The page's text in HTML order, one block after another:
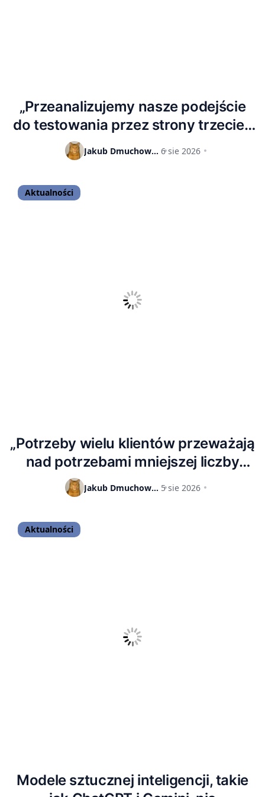
„Przeanalizujemy nasze podejście
do testowania przez strony trzecie”.
OpenAI reaguje na kolejne dwa
incydenty z udziałem autorskich
Jakub Dmuchowski 6 sie 2026
Aktualności
„Potrzeby wielu klientów przeważają
nad potrzebami mniejszej liczby
klientów”. Twórca serii God of War
sugeruje, że rozumie, dlaczego Sony
Jakub Dmuchowski 5 sie 2026
Aktualności
Modele sztucznej inteligencji, takie